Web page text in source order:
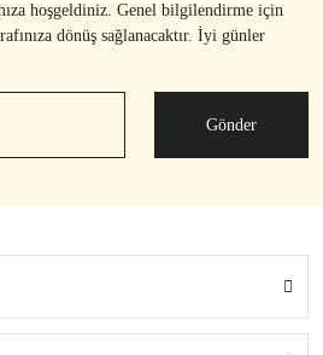
hoşgeldiniz. Genel bilgilendirme için
dönüş sağlanacaktır. İyi günler
Gönder